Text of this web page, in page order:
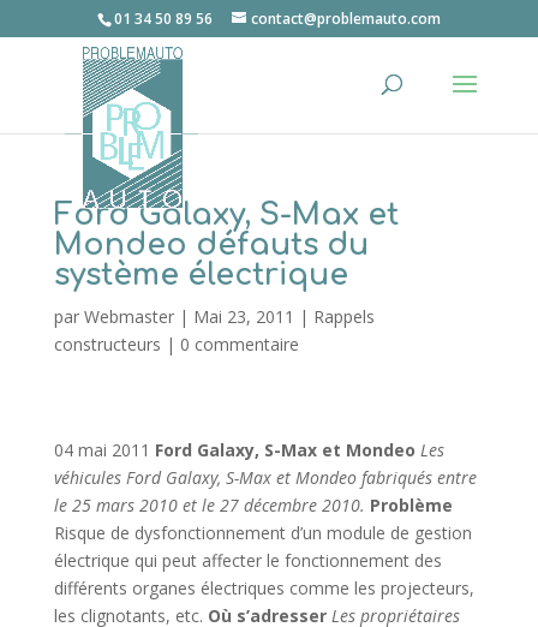
01 34 50 89 56 contact@problemauto.com
Ford Galaxy, S-Max et
Mondeo défauts du
système électrique
par Webmaster| Mai 23, 2011 | Rappels
constructeurs | 0 commentaire
04 mai 2011 Ford Galaxy, S-Max et Mondeo Les
véhicules Ford Galaxy, S-Max et Mondeo fabriqués entre
le 25 mars 2010 et le 27 décembre 2010. Problème
Risque de dysfonctionnement d’un module de gestion
électrique qui peut affecter le fonctionnement des
différents organes électriques comme les projecteurs,
les clignotants, etc. Où s’adresser Les propriétaires